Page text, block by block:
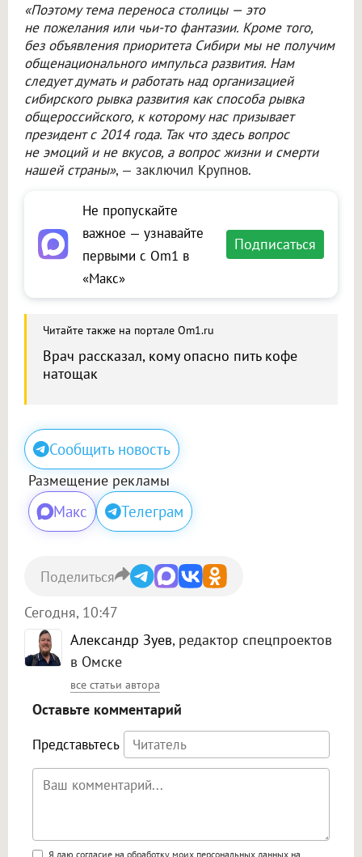
«Поэтому тема переноса столицы — это
не пожелания или чьи-то фантазии. Кроме того,
без объявления приоритета Сибири мы не получим
общенационального импульса развития. Нам
следует думать и работать над организацией
сибирского рывка развития как способа рывка
общероссийского, к которому нас призывает
президент с 2014 года. Так что здесь вопрос
не эмоций и не вкусов, а вопрос жизни и смерти
нашей страны», — заключил Крупнов.
Не пропускайте
важное — узнавайте
первыми с Om1 в
«Макс»
Подписаться
Читайте также на портале Om1.ru
Врач рассказал, кому опасно пить кофе
натощак
Сообщить новость
Размещение рекламы
Макс Телеграм
Александр Зуев, редактор спецпроектов
в Омске
все статьи автора
Сегодня, 10:47
Поделиться
Оставьте комментарий
Представьтесь
Я даю согласие на обработку моих персональных данных на